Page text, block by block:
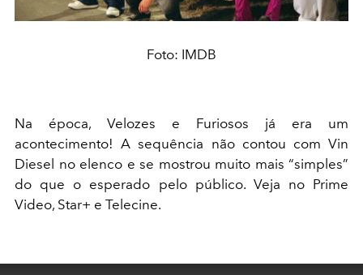
Foto: IMDB
Na época, Velozes e Furiosos já era um
acontecimento! A sequência não contou com Vin
Diesel no elenco e se mostrou muito mais “simples”
do que o esperado pelo público. Veja no Prime
Video, Star+ e Telecine.